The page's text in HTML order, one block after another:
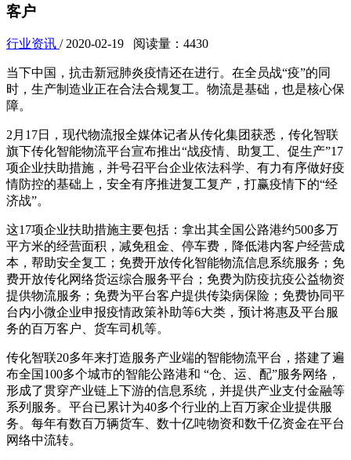
客户
行业资讯 / 2020-02-19 阅读量：4430
当下中国，抗击新冠肺炎疫情还在进行。在全员战“疫”的同
时，生产制造业正在合法合规复工。物流是基础，也是核心保
障。
2月17日，现代物流报全媒体记者从传化集团获悉，传化智联
旗下传化智能物流平台宣布推出“战疫情、助复工、促生产”17
项企业扶助措施，并号召平台企业依法科学、有力有序做好疫
情防控的基础上，安全有序推进复工复产，打赢疫情下的“经
济战”。
这17项企业扶助措施主要包括：拿出其全国公路港约500多万
平方米的经营面积，减免租金、停车费，降低港内客户经营成
本，帮助安全复工；免费开放传化智能物流信息系统服务；免
费开放传化网络货运综合服务平台；免费为防疫抗疫公益物资
提供物流服务；免费为平台客户提供传染病保险；免费协同平
台内小微企业申报疫情政策补助等6大类，预计将惠及平台服
务的百万客户、货车司机等。
传化智联20多年来打造服务产业端的智能物流平台，搭建了遍
布全国100多个城市的智能公路港和 “仓、运、配”服务网络，
形成了贯穿产业链上下游的信息系统，并提供产业支付金融等
系列服务。平台已累计为40多个行业的上百万家企业提供服
务。每年有数百万辆货车、数十亿吨物资和数千亿资金在平台
网络中流转。